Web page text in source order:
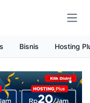
Bisnis Hosting